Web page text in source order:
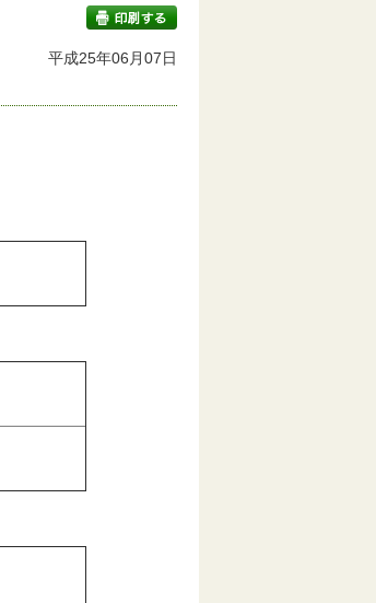
印刷する
平成25年06月07日